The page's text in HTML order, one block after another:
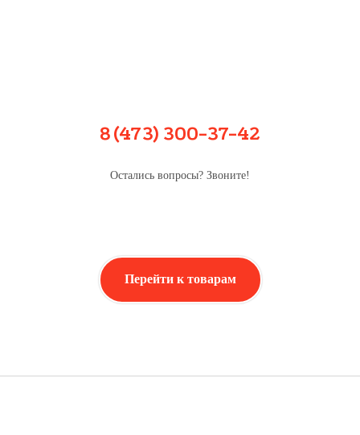
8 (473) 300-37-42
Остались вопросы? Звоните!
Перейти к товарам